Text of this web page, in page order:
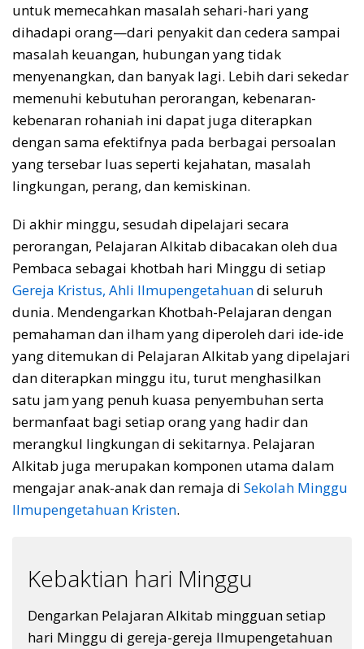
untuk memecahkan masalah sehari-hari yang
dihadapi orang—dari penyakit dan cedera sampai
masalah keuangan, hubungan yang tidak
menyenangkan, dan banyak lagi. Lebih dari sekedar
memenuhi kebutuhan perorangan, kebenaran-
kebenaran rohaniah ini dapat juga diterapkan
dengan sama efektifnya pada berbagai persoalan
yang tersebar luas seperti kejahatan, masalah
lingkungan, perang, dan kemiskinan.
Di akhir minggu, sesudah dipelajari secara
perorangan, Pelajaran Alkitab dibacakan oleh dua
Pembaca sebagai khotbah hari Minggu di setiap
Gereja Kristus, Ahli Ilmupengetahuandi seluruh
dunia. Mendengarkan Khotbah-Pelajaran dengan
pemahaman dan ilham yang diperoleh dari ide-ide
yang ditemukan di Pelajaran Alkitab yang dipelajari
dan diterapkan minggu itu, turut menghasilkan
satu jam yang penuh kuasa penyembuhan serta
bermanfaat bagi setiap orang yang hadir dan
merangkul lingkungan di sekitarnya. Pelajaran
Alkitab juga merupakan komponen utama dalam
mengajar anak-anak dan remaja di Sekolah Minggu
Ilmupengetahuan Kristen.
Kebaktian hari Minggu
Dengarkan Pelajaran Alkitab mingguan setiap
hari Minggu di gereja-gereja Ilmupengetahuan